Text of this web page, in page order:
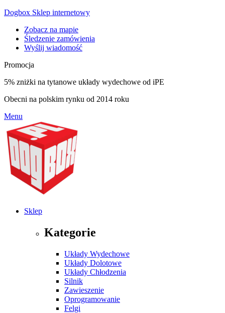
Dogbox Sklep internetowy
Zobacz na mapie
Śledzenie zamówienia
Wyślij wiadomość
Promocja
5% zniżki na tytanowe układy wydechowe od iPE
Obecni na polskim rynku od 2014 roku
Menu
Sklep
Kategorie
Układy Wydechowe
Układy Dolotowe
Układy Chłodzenia
Silnik
Zawieszenie
Oprogramowanie
Felgi